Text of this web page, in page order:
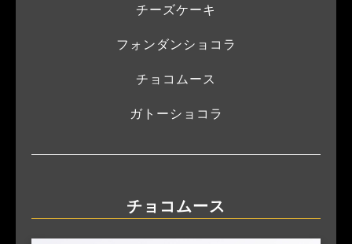
チーズケーキ
フォンダンショコラ
チョコムース
ガトーショコラ
チョコムース